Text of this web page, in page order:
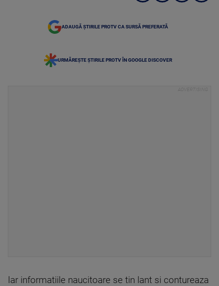
ADAUGĂ ȘTIRILE PROTV CA SURSĂ PREFERATĂ
URMĂREȘTE ȘTIRILE PROTV ÎN GOOGLE DISCOVER
Iar informatiile naucitoare se tin lant si contureaza